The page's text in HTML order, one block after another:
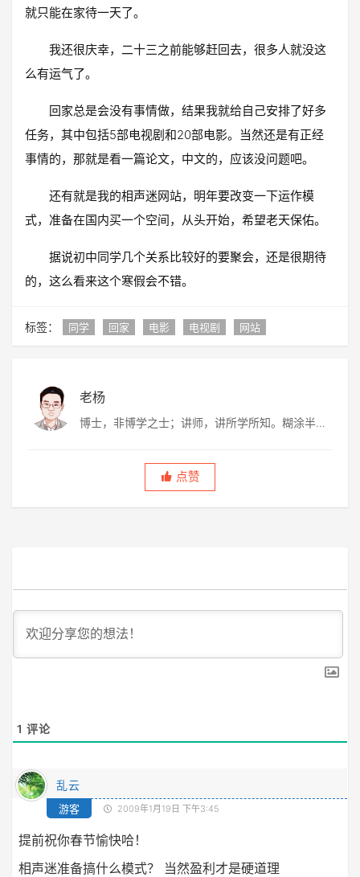
就只能在家待一天了。
我还很庆幸，二十三之前能够赶回去，很多人就没这
么有运气了。
回家总是会没有事情做，结果我就给自己安排了好多
任务，其中包括5部电视剧和20部电影。当然还是有正经
事情的，那就是看一篇论文，中文的，应该没问题吧。
还有就是我的相声迷网站，明年要改变一下运作模
式，准备在国内买一个空间，从头开始，希望老天保佑。
据说初中同学几个关系比较好的要聚会，还是很期待
的，这么看来这个寒假会不错。
标签： 同学 回家 电影 电视剧 网站
老杨
博士，非博学之士；讲师，讲所学所知。糊涂半
点赞
1 评论
乱云
游客 2009年1月19日 下午3:45
提前祝你春节愉快哈！
相声迷准备搞什么模式？ 当然盈利才是硬道理